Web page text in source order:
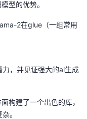
型的优势。
2在glue（一组常用
，并见证强大的ai生成
构建了一个出色的库，
。